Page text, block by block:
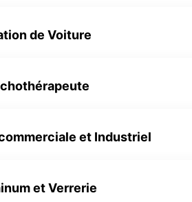
de Voiture
et Industriel
et Verrerie